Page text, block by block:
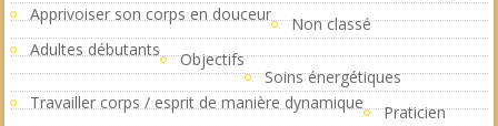
Apprivoiser son corps en douceur
Non classé
Adultes débutants
Objectifs
Soins énergétiques
Travailler corps / esprit de manière dynamique
Praticien